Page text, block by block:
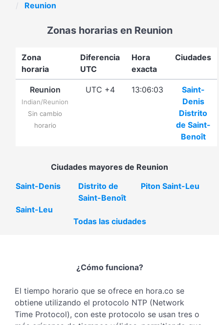
Reunion
Zonas horarias en Reunion
Zona
horaria
Diferencia
UTC
Hora
exacta
Ciudades
Reunion
Indian/Reunion
Sin cambio
horario
UTC +4 13:06:03
Saint-
Denis
Distrito
de Saint-
Benoît
Ciudades mayores de Reunion
Saint-Denis
Distrito de
Saint-Benoît
Piton Saint-Leu
Saint-Leu
Todas las ciudades
¿Cómo funciona?
El tiempo horario que se ofrece en hora.co se
obtiene utilizando el protocolo NTP (Network
Time Protocol), con este protocolo se usan tres o